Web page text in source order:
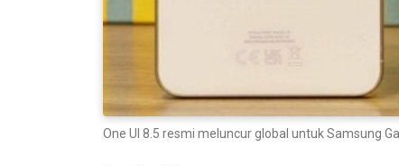
One UI 8.5 resmi meluncur global untuk Samsung